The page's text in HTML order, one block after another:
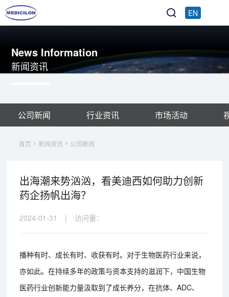
EN
News Information
新闻资讯
公司新闻 行业资讯 市场活动
首页 新闻资讯 公司新闻
出海潮来势汹汹，看美迪西如何助力创新
药企扬帆出海？
2024-01-31 | 访问量：
播种有时、成长有时、收获有时。对于生物医药行业来说，
亦如此。在持续多年的政策与资本支持的滋润下，中国生物
医药行业创新能力量汲取到了成长养分，在抗体、ADC、